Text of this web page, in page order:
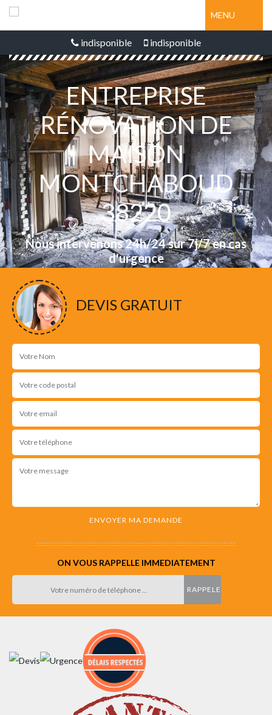
MENU
indisponible indisponible
ENTREPRISE
RÉNOVATION DE
MAISON
MONTCHABOUD
38220
Nous intervenons 24h/24 sur 7j/7 en cas
d'urgence
DEVIS GRATUIT
ON VOUS RAPPELLE IMMEDIATEMENT